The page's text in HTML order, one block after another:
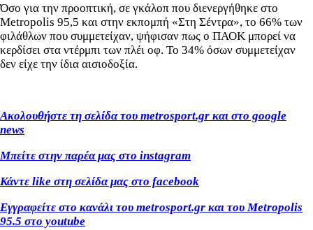
Όσο για την προοπτική, σε γκάλοπ που διενεργήθηκε στο
Metropolis 95,5 και στην εκπομπή «Στη Σέντρα», το 66% των
φιλάθλων που συμμετείχαν, ψήφισαν πως ο ΠΑΟΚ μπορεί να
κερδίσει στα ντέρμπι των πλέι οφ. Το 34% όσων συμμετείχαν
δεν είχε την ίδια αισιοδοξία.
Ακολουθήστε τη σελίδα του metrosport.gr και στο google
news
Μπείτε στην παρέα μας στο instagram
Κάντε like στη σελίδα μας στο facebook
Εγγραφείτε στο κανάλι του metrosport.gr και του Metropolis
95.5 στο youtube